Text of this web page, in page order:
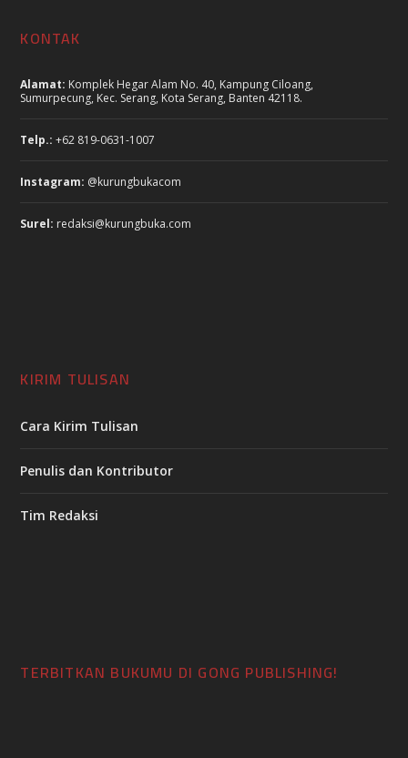
KONTAK
Alamat: Komplek Hegar Alam No. 40, Kampung Ciloang,
Sumurpecung, Kec. Serang, Kota Serang, Banten 42118.
Telp.: +62 819-0631-1007
Instagram: @kurungbukacom
Surel: redaksi@kurungbuka.com
KIRIM TULISAN
Cara Kirim Tulisan
Penulis dan Kontributor
Tim Redaksi
TERBITKAN BUKUMU DI GONG PUBLISHING!